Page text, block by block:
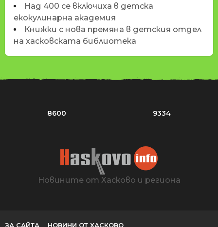
Над 400 се включиха в детска
екокулинарна академия
Книжки с нова премяна в детския отдел
на хасковската библиотека
8600 9334
Новините от Хасково и региона
ЗА САЙТА НОВИНИ ОТ ХАСКОВО